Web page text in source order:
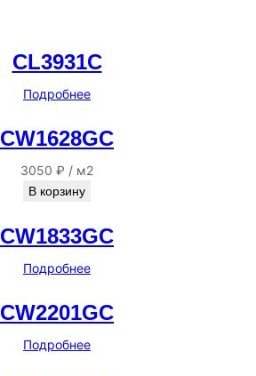
CL3931C
Подробнее
CW1628GC
3050 ₽ / м2
В корзину
CW1833GC
Подробнее
CW2201GC
Подробнее